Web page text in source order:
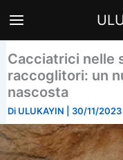
Cacciatrici nelle
raccoglitori: un
nascosta
Di ULUKAYIN 30/11/2023